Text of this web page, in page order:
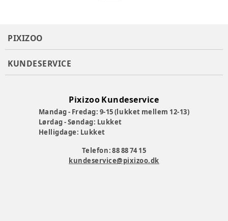
PIXIZOO
KUNDESERVICE
Pixizoo Kundeservice
Mandag - Fredag: 9-15 (lukket mellem 12-13)
Lørdag - Søndag: Lukket
Helligdage: Lukket
Telefon: 88 88 74 15
kundeservice@pixizoo.dk